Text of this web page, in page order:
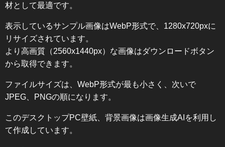
材として最適です。
表示しているサンプル画像はWebP形式で、1280x720pxに
リサイズされています。
より高画質（2560x1440px）な画像はダウンロードボタン
から取得できます。
ファイルサイズは、WebP形式が最も小さく、次いで
JPEG、PNGの順になります。
このデスクトップPC壁紙、背景画像は画像生成AIを利用し
て作成しています。